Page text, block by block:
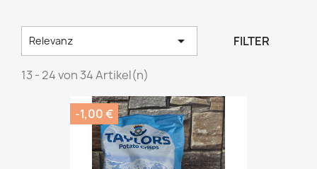
Relevanz  FILTER
13 - 24 von 34 Artikel(n)
-1,00 €